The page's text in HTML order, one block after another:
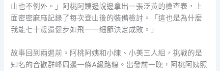
山也不例外。」阿桃阿姨邊說邊拿出一張泛黃的檢查表，上
面密密麻麻記錄了每次登山後的裝備檢討。「這也是為什麼
我能七十歲還健步如飛——細節決定成敗。」
故事回到兩週前。阿桃阿姨和小陳、小美三人組，挑戰的是
知名的合歡群峰周邊一條A級路線。出發前一晚，阿桃阿姨照